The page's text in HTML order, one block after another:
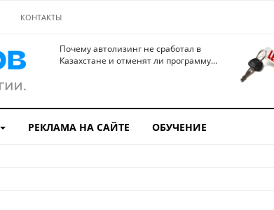
КОНТАКТЫ
Почему автолизинг не сработал в
Казахстане и отменят ли программу...
РЕКЛАМА НА САЙТЕ ОБУЧЕНИЕ